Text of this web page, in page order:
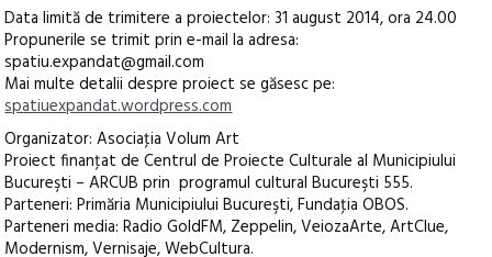
Data limită de trimitere a proiectelor: 31 august 2014, ora 24.00
Propunerile se trimit prin e-mail la adresa:
spatiu.expandat@gmail.com
Mai multe detalii despre proiect se găsesc pe:
spatiuexpandat.wordpress.com
Organizator: Asociaţia Volum Art
Proiect finanţat de Centrul de Proiecte Culturale al Municipiului
Bucureşti – ARCUB prin programul cultural Bucureşti 555.
Parteneri: Primăria Municipiului Bucureşti, Fundaţia OBOS.
Parteneri media: Radio GoldFM, Zeppelin, VeiozaArte, ArtClue,
Modernism, Vernisaje, WebCultura.